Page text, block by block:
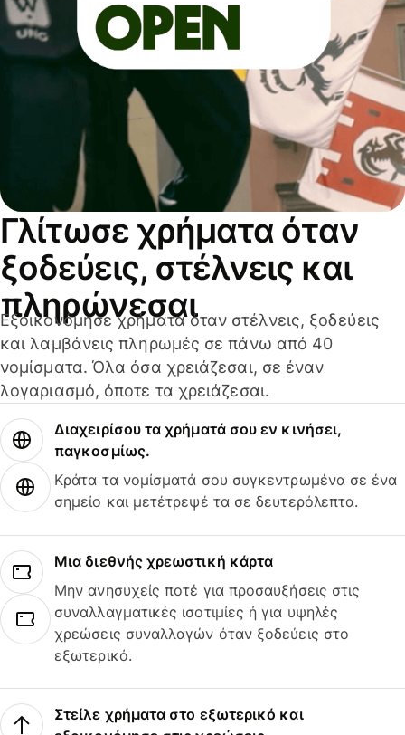
Γλίτωσε χρήματα όταν
ξοδεύεις, στέλνεις και
πληρώνεσαι
Εξοικονόμησε χρήματα όταν στέλνεις, ξοδεύεις
και λαμβάνεις πληρωμές σε πάνω από 40
νομίσματα. Όλα όσα χρειάζεσαι, σε έναν
λογαριασμό, όποτε τα χρειάζεσαι.
Διαχειρίσου τα χρήματά σου εν κινήσει,
παγκοσμίως.
Κράτα τα νομίσματά σου συγκεντρωμένα σε ένα
σημείο και μετέτρεψέ τα σε δευτερόλεπτα.
Μια διεθνής χρεωστική κάρτα
Μην ανησυχείς ποτέ για προσαυξήσεις στις
συναλλαγματικές ισοτιμίες ή για υψηλές
χρεώσεις συναλλαγών όταν ξοδεύεις στο
εξωτερικό.
Στείλε χρήματα στο εξωτερικό και